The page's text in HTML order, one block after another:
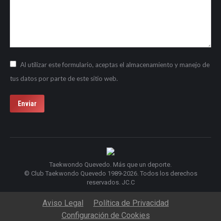
Al utilizar este formulario, aceptas el almacenamiento y manejo de
tus datos por parte de este sitio web.
Enviar
Taekwondo Quevedo. Más que un deporte.
© Club Taekwondo Quevedo 1989-2026. Todos los derechos
reservados. JC.C
Aviso Legal
Política de Privacidad
Configuración de Cookies